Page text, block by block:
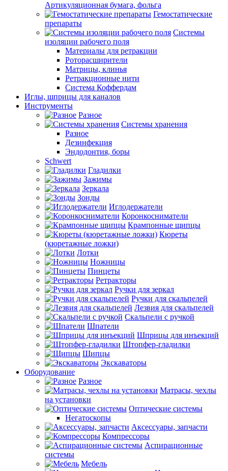
Артикуляционная бумага, фольга
Гемостатические
препараты
Системы
изоляции рабочего поля
Материалы для ретракции
Роторасширители
Матрицы, клинья
Ретракционные нити
Система Коффердам
Иглы, шприцы для каналов
Инструменты
Разное
Системы хранения
Разное
Дезинфекция
Эндодонтия, боры
Schwert
Гладилки
Зажимы
Зеркала
Зонды
Иглодержатели
Коронкосниматели
Крампонные щипцы
Кюреты
(кюретажные ложки)
Лотки
Ножницы
Пинцеты
Ретракторы
Ручки для зеркал
Ручки для скальпелей
Лезвия для скальпелей
Скальпели с ручкой
Шпатели
Шприцы для инъекций
Штопфер-гладилки
Щипцы
Экскаваторы
Оборудование
Разное
Матрасы, чехлы
на установки
Оптические системы
Негатоскопы
Аксессуары, запчасти
Компрессоры
Аспирационные
системы
Мебель